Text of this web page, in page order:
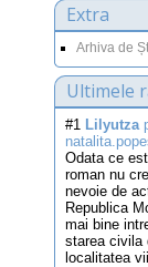
Extra
Arhiva de
Ultimele
#1 Lilyutza
Odata ce
roman nu
nevoie de
Republica
mai bine
starea civila
localitatea